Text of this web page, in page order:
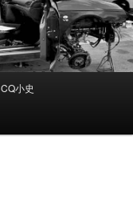
小史